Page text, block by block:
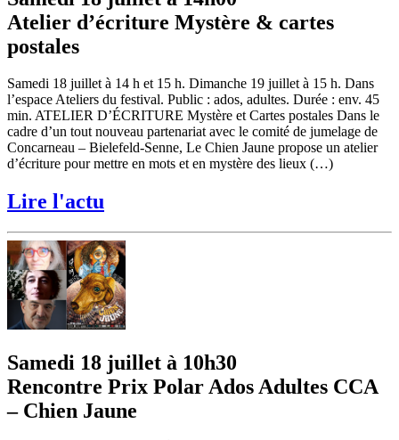
Atelier d’écriture Mystère & cartes
postales
Samedi 18 juillet à 14 h et 15 h. Dimanche 19 juillet à 15 h. Dans
l’espace Ateliers du festival. Public : ados, adultes. Durée : env. 45
min. ATELIER D’ÉCRITURE Mystère et Cartes postales Dans le
cadre d’un tout nouveau partenariat avec le comité de jumelage de
Concarneau – Bielefeld-Senne, Le Chien Jaune propose un atelier
d’écriture pour mettre en mots et en mystère des lieux (…)
Lire l'actu
Samedi 18 juillet à 10h30
Rencontre Prix Polar Ados Adultes CCA
– Chien Jaune